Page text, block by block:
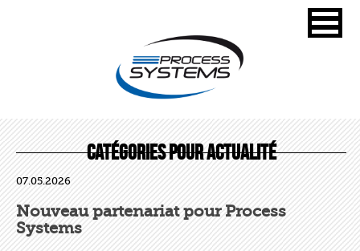
Catégories pour Actualité
07.05.2026
Nouveau partenariat pour Process
Systems